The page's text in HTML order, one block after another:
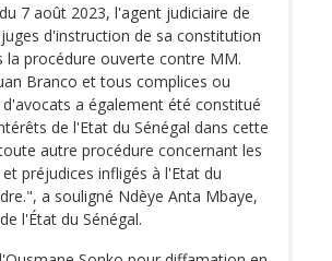
7 août 2023, l'agent judiciaire de
d'instruction de sa constitution
la procédure ouverte contre MM.
Branco et tous complices ou
a également été constitué
de l'Etat du Sénégal dans cette
autre procédure concernant les
préjudices infligés à l'Etat du
a souligné Ndèye Anta Mbaye,
l'État du Sénégal.